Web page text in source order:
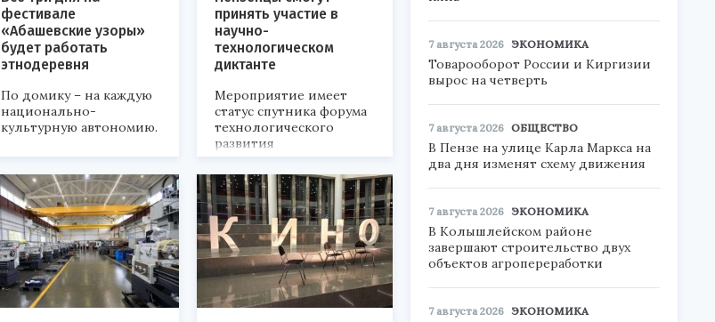
фестивале
«Абашевские узоры»
будет работать
этнодеревня
По домику – на каждую
национально-
культурную автономию.
принять участие в
научно-
технологическом
диктанте
Мероприятие имеет
статус спутника форума
технологического
развития
«Технопром-2026».
7 августа 2026 ЭКОНОМИКА
Товарооборот России и Киргизии
вырос на четверть
7 августа 2026 ОБЩЕСТВО
В Пензе на улице Карла Маркса на
два дня изменят схему движения
7 августа 2026 ЭКОНОМИКА
В Колышлейском районе
завершают строительство двух
объектов агропереработки
7 августа 2026 ЭКОНОМИКА